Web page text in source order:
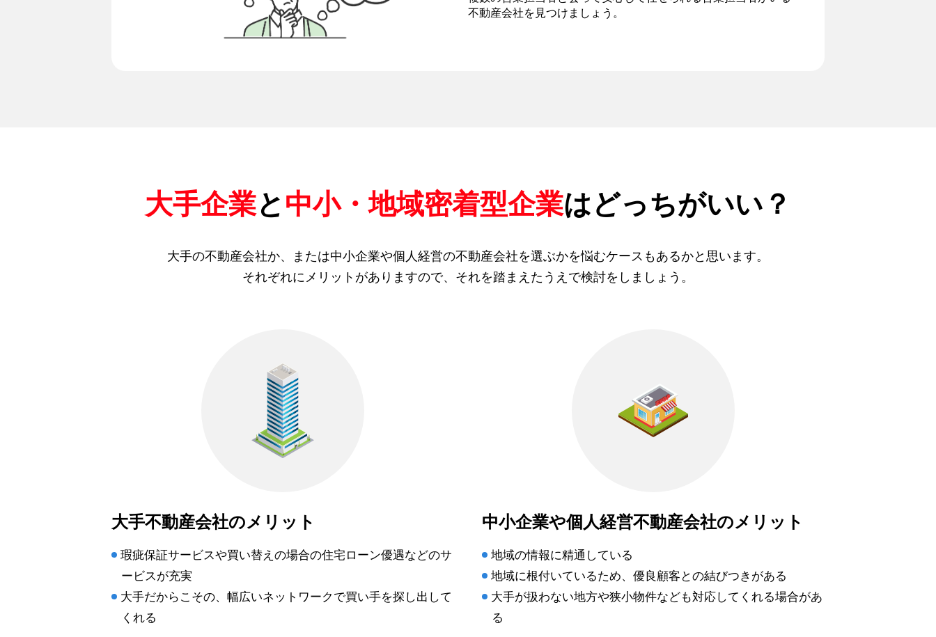
不動産会社を見つけましょう。
大手企業と 中小・地域密着型企業はどっちがいい？
大手の不動産会社か、または中小企業や個人経営の不動産会社を選ぶかを悩むケースもあるかと思います。
それぞれにメリットがありますので、それを踏まえたうえで検討をしましょう。
大手不動産会社のメリット
瑕疵保証サービスや買い替えの場合の住宅ローン優遇などのサ
ービスが充実
大手だからこその、幅広いネットワークで買い手を探し出して
くれる
中小企業や個人経営不動産会社のメリット
地域の情報に精通している
地域に根付いているため、優良顧客との結びつきがある
大手が扱わない地方や狭小物件なども対応してくれる場合があ
る